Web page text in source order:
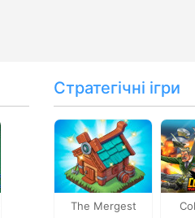
Стратегічні ігри
The Mergest